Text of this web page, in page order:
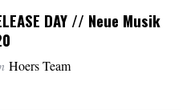
DAY // Neue Musik
Hoers Team